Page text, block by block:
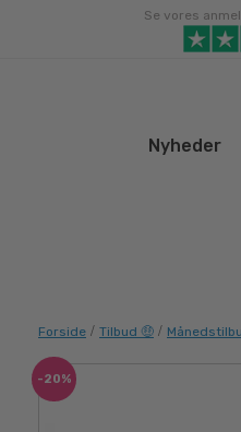
Se vores
Nyheder
Forside / Tilbud 🤑 /
-20%